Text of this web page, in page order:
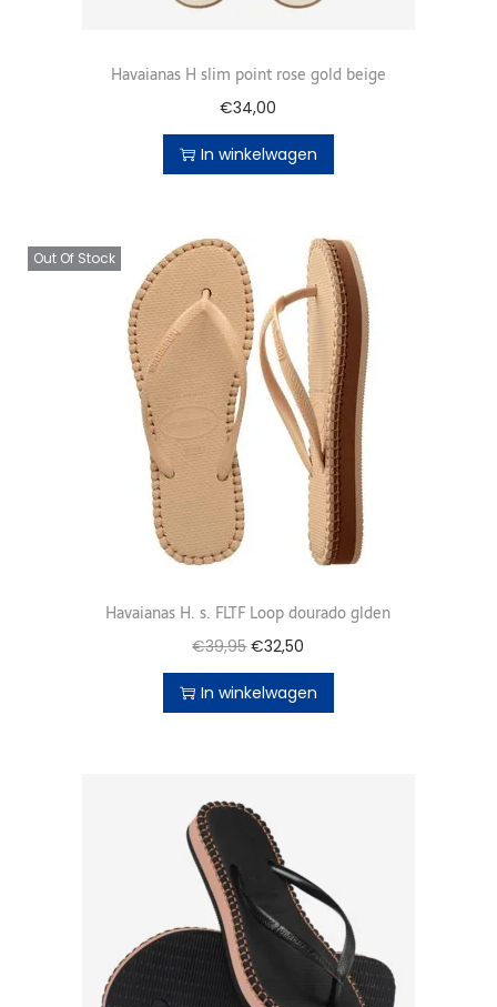
Havaianas H slim point rose gold beige
€34,00
In winkelwagen
Out Of Stock
Havaianas H. s. FLTF Loop dourado glden
€39,95 €32,50
In winkelwagen